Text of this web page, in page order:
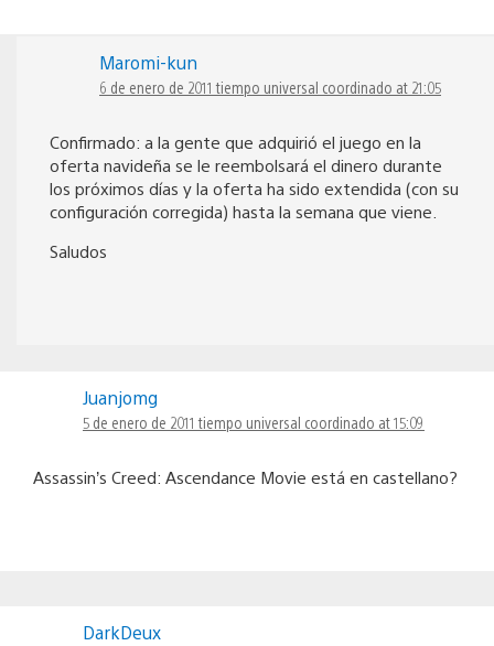
Maromi-kun
6 de enero de 2011 tiempo universal coordinado at 21:05
Confirmado: a la gente que adquirió el juego en la
oferta navideña se le reembolsará el dinero durante
los próximos días y la oferta ha sido extendida (con su
configuración corregida) hasta la semana que viene.
Saludos
Juanjomg
5 de enero de 2011 tiempo universal coordinado at 15:09
Assassin’s Creed: Ascendance Movie está en castellano?
DarkDeux